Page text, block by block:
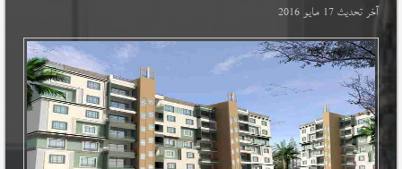
آخر تحديث17 مايو 2016